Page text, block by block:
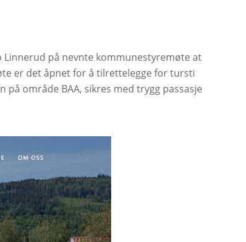
på nevnte kommunestyremøte at
er det åpnet for å tilrettelegge for tursti
område BAA, sikres med trygg passasje